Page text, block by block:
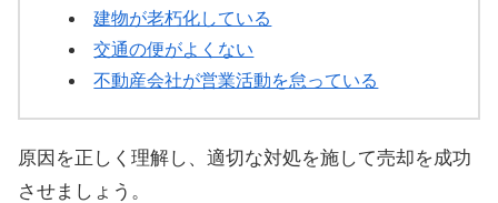
建物が老朽化している
交通の便がよくない
不動産会社が営業活動を怠っている
原因を正しく理解し、適切な対処を施して売却を成功
させましょう。